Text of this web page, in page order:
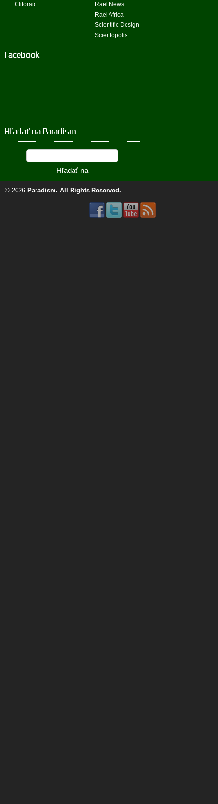
Clitoraid
Rael News
Rael Africa
Scientific Design
Scientopolis
Facebook
Hľadať na Paradism
© 2026 Paradism. All Rights Reserved.